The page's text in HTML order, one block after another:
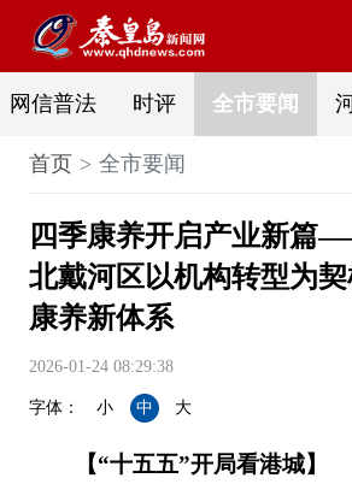
网信普法 时评 全市要闻
首页 全市要闻
四季康养开启产业新篇
北戴河区以机构转型为
康养新体系
2026-01-24 08:29:38
字体： 小 中 大
【“十五五”开局看港城】